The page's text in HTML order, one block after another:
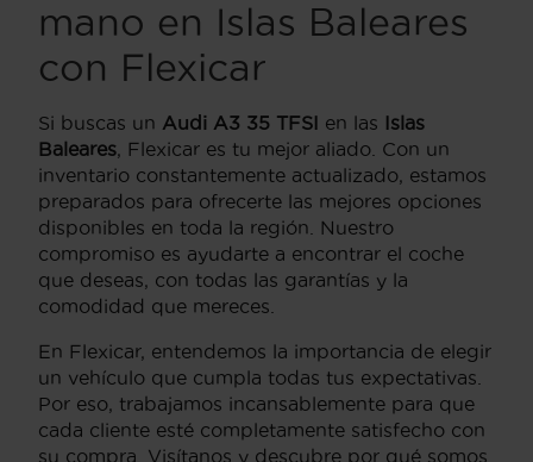
mano en Islas Baleares
con Flexicar
Si buscas un Audi A3 35 TFSI en las Islas
Baleares, Flexicar es tu mejor aliado. Con un
inventario constantemente actualizado, estamos
preparados para ofrecerte las mejores opciones
disponibles en toda la región. Nuestro
compromiso es ayudarte a encontrar el coche
que deseas, con todas las garantías y la
comodidad que mereces.
En Flexicar, entendemos la importancia de elegir
un vehículo que cumpla todas tus expectativas.
Por eso, trabajamos incansablemente para que
cada cliente esté completamente satisfecho con
su compra. Visítanos y descubre por qué somos